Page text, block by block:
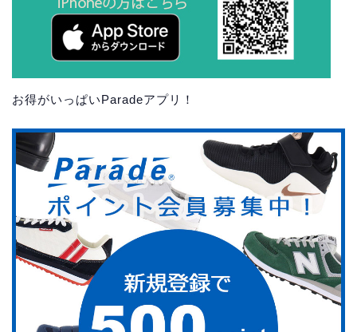
お得がいっぱいParadeアプリ！